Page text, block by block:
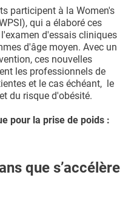
participent à la Women's
qui a élaboré ces
d'essais cliniques
d'âge moyen. Avec un
ces nouvelles
les professionnels de
et le cas échéant, le
du risque d'obésité.
pour la prise de poids :
que s’accélère